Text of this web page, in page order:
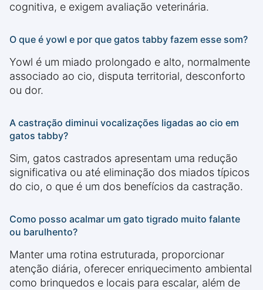
cognitiva, e exigem avaliação veterinária.
O que é yowl e por que gatos tabby fazem esse som?
Yowl é um miado prolongado e alto, normalmente
associado ao cio, disputa territorial, desconforto
ou dor.
A castração diminui vocalizações ligadas ao cio em
gatos tabby?
Sim, gatos castrados apresentam uma redução
significativa ou até eliminação dos miados típicos
do cio, o que é um dos benefícios da castração.
Como posso acalmar um gato tigrado muito falante
ou barulhento?
Manter uma rotina estruturada, proporcionar
atenção diária, oferecer enriquecimento ambiental
como brinquedos e locais para escalar, além de